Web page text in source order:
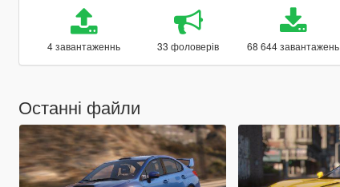
4 завантаженнь 33 фоловерів 68 644 завантажень
Останні файли